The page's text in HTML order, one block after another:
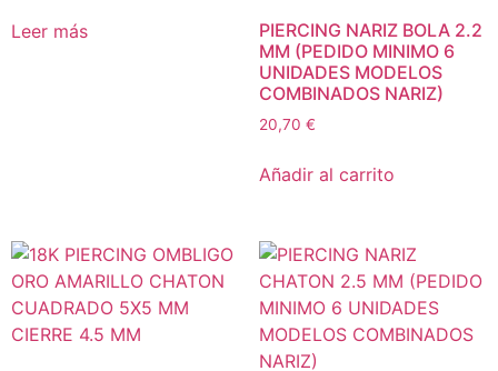
Leer más
PIERCING NARIZ BOLA 2.2
MM (PEDIDO MINIMO 6
UNIDADES MODELOS
COMBINADOS NARIZ)
20,70 €
Añadir al carrito